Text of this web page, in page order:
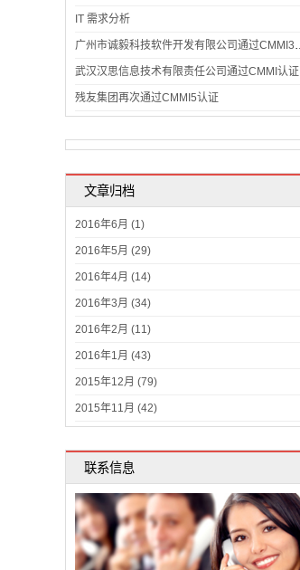
IT 需求分析
武汉汉思信息技术有限责任公司通过CMMI认证
残友集团再次通过CMMI5认证
文章归档
2016年6月 (1)
2016年5月 (29)
2016年4月 (14)
2016年3月 (34)
2016年2月 (11)
2016年1月 (43)
2015年12月 (79)
2015年11月 (42)
联系信息